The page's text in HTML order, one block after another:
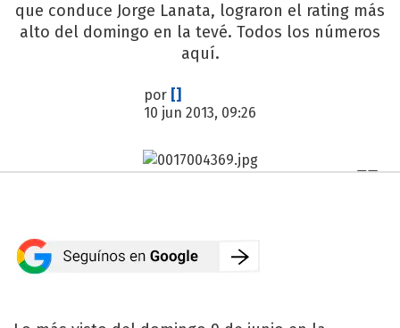
que conduce Jorge Lanata, lograron el rating más
alto del domingo en la tevé. Todos los números
aquí.
por []
10 jun 2013, 09:26